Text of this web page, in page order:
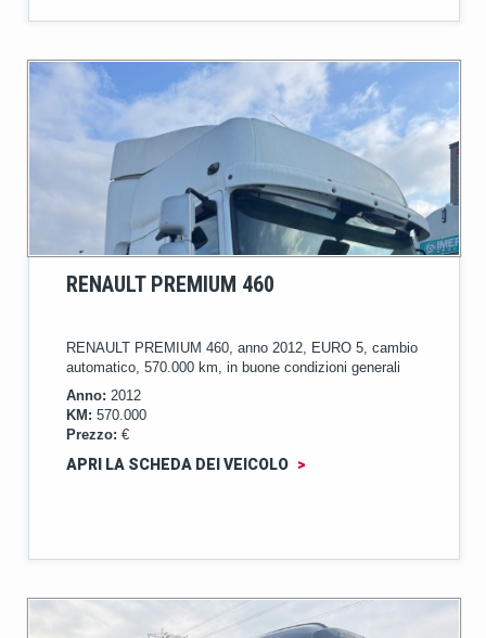
RENAULT PREMIUM 460
RENAULT PREMIUM 460, anno 2012, EURO 5, cambio
automatico, 570.000 km, in buone condizioni generali
Anno: 2012
KM: 570.000
Prezzo: €
APRI LA SCHEDA DEI VEICOLO >